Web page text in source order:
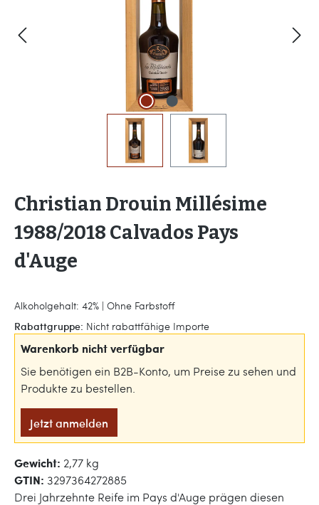
Christian Drouin Millésime
1988/2018 Calvados Pays
d'Auge
Alkoholgehalt: 42% | Ohne Farbstoff
Rabattgruppe: Nicht rabattfähige Importe
Warenkorb nicht verfügbar
Sie benötigen ein B2B-Konto, um Preise zu sehen und
Produkte zu bestellen.
Jetzt anmelden
Gewicht: 2,77 kg
GTIN: 3297364272885
Drei Jahrzehnte Reife im Pays d'Auge prägen diesen